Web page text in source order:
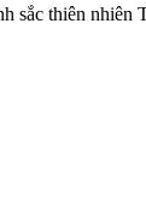
thiên